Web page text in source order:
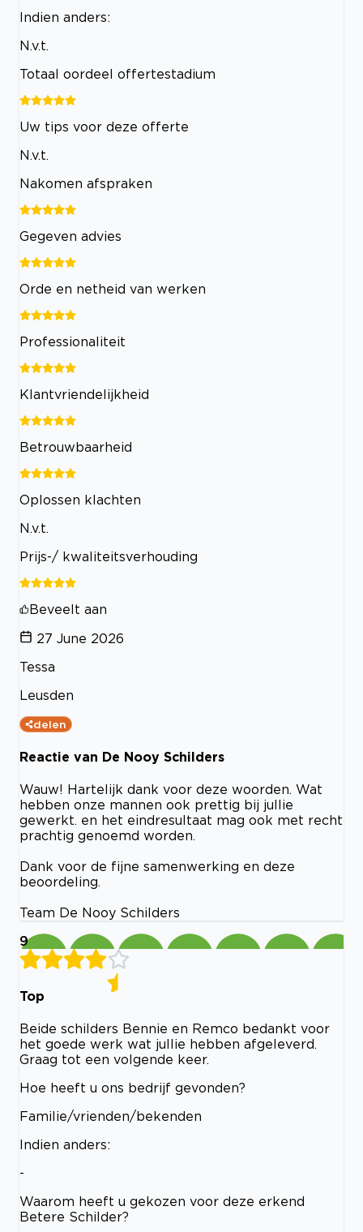
Indien anders:
N.v.t.
Totaal oordeel offertestadium
Uw tips voor deze offerte
N.v.t.
Nakomen afspraken
Gegeven advies
Orde en netheid van werken
Professionaliteit
Klantvriendelijkheid
Betrouwbaarheid
Oplossen klachten
N.v.t.
Prijs-/ kwaliteitsverhouding
Beveelt aan
27 June 2026
Tessa
Leusden
delen
Reactie van De Nooy Schilders
Wauw! Hartelijk dank voor deze woorden. Wat
hebben onze mannen ook prettig bij jullie
gewerkt. en het eindresultaat mag ook met recht
prachtig genoemd worden.
Dank voor de fijne samenwerking en deze
beoordeling.
Team De Nooy Schilders
9
Top
Beide schilders Bennie en Remco bedankt voor
het goede werk wat jullie hebben afgeleverd.
Graag tot een volgende keer.
Hoe heeft u ons bedrijf gevonden?
Familie/vrienden/bekenden
Indien anders:
-
Waarom heeft u gekozen voor deze erkend
Betere Schilder?